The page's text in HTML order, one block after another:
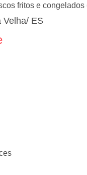
fritos e
Velha/ ES